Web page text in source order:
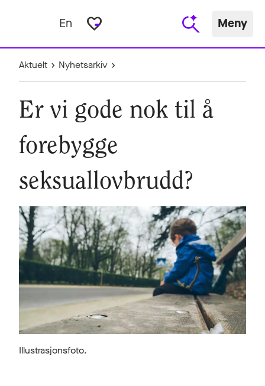
En favorite_border Meny
Aktuelt Nyhetsarkiv
Er vi gode nok til å
forebygge
seksuallovbrudd?
Illustrasjonsfoto.